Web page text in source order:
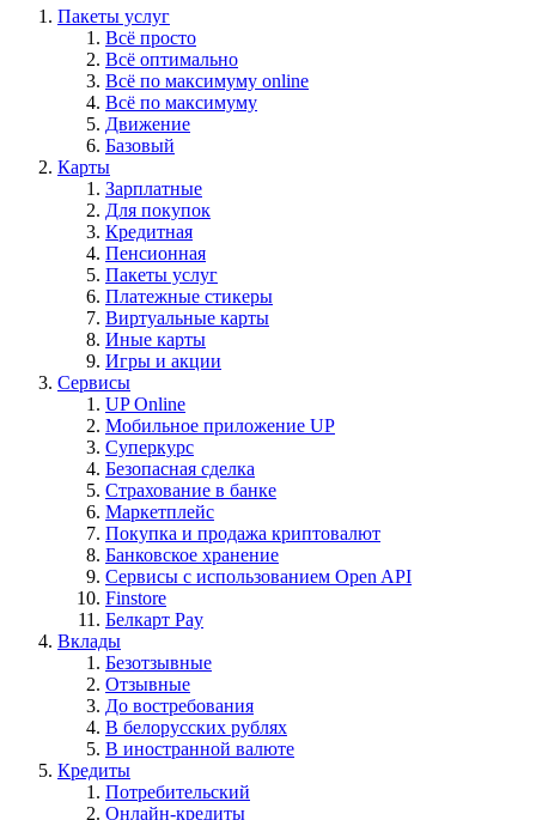
Пакеты услуг
Всё просто
Всё оптимально
Всё по максимуму online
Всё по максимуму
Движение
Базовый
Карты
Зарплатные
Для покупок
Кредитная
Пенсионная
Пакеты услуг
Платежные стикеры
Виртуальные карты
Иные карты
Игры и акции
Сервисы
UP Online
Мобильное приложение UP
Суперкурс
Безопасная сделка
Страхование в банке
Маркетплейс
Покупка и продажа криптовалют
Банковское хранение
Сервисы с использованием Open API
Finstore
Белкарт Pay
Вклады
Безотзывные
Отзывные
До востребования
В белорусских рублях
В иностранной валюте
Кредиты
Потребительский
Онлайн-кредиты